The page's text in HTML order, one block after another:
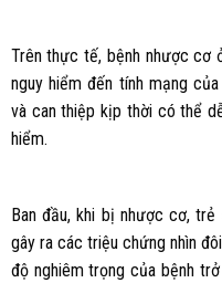
Trên thực tế, bệnh nhược cơ
nguy hiểm đến tính mạng
và can thiệp kịp thời có thể
hiểm.
Ban đầu, khi bị nhược cơ,
gây ra các triệu chứng nhìn
độ nghiêm trọng của bệnh